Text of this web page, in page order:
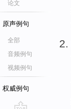
论文
原声例句
全部
音频例句
视频例句
权威例句